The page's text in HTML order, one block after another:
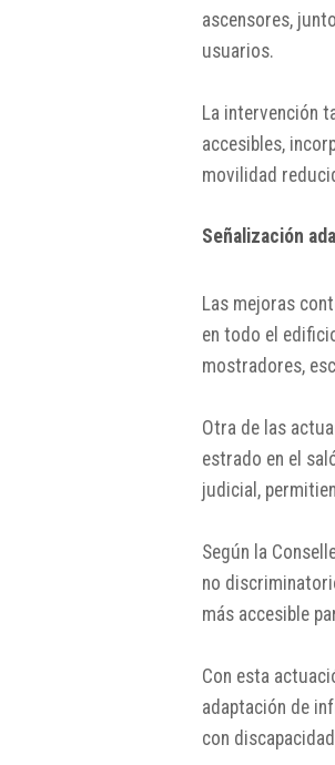
ascensores,
usuarios.
La intervención
accesibles,
movilidad
Señalización
Las mejoras
en todo el
mostradores,
Otra de las
estrado en el
judicial,
Según la
no
más accesible
Con esta
adaptación de
con